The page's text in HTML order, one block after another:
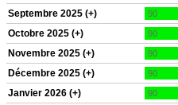
Septembre 2025 (+) 90
Octobre 2025 (+) 90
Novembre 2025 (+) 90
Décembre 2025 (+) 90
Janvier 2026 (+) 90